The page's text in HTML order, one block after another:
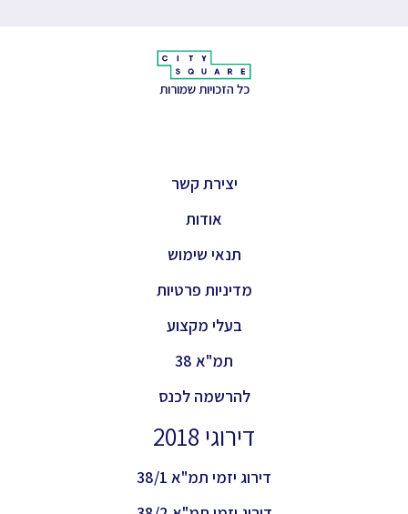
כל הזכויות שמורות
יצירת קשר
אודות
תנאי שימוש
מדיניות פרטיות
בעלי מקצוע
תמ"א 38
להרשמה לכנס
דירוגי 2018
דירוג יזמי תמ"א 38/1